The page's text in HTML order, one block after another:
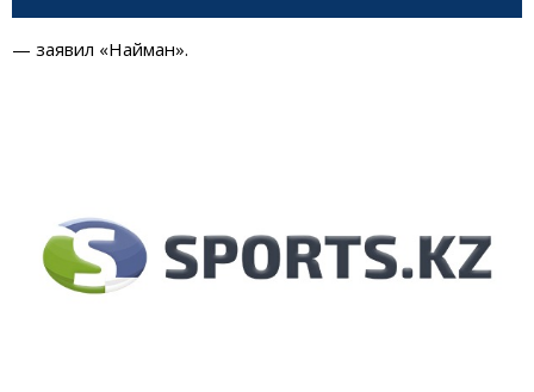
— заявил «Найман».